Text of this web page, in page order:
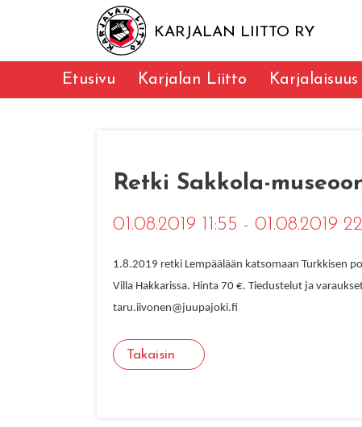
KARJALAN LIITTO RY
Etusivu Karjalan Liitto Karjalaisuus
Retki Sakkola-
01.08.2019 11:55 - 01.08.2019
1.8.2019 retki Lempäälään katsomaan Turkkisen
Villa Hakkarissa. Hinta 70 €. Tiedustelut ja
taru.iivonen@juupajoki.fi
Takaisin